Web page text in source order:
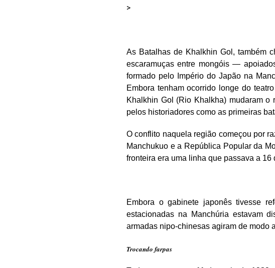
>
As Batalhas de Khalkhin Gol, também
escaramuças entre mongóis —
formado pelo Império do Japão na
Embora tenham ocorrido longe do
Khalkhin Gol (Rio Khalkha) mudaram
pelos historiadores como as primeiras
O conflito naquela região começou por
Manchukuo e a República Popular da
fronteira era uma linha que passava a
Embora o gabinete japonês tivesse
estacionadas na Manchúria estavam
armadas nipo-chinesas agiram de modo
Trocando farpas